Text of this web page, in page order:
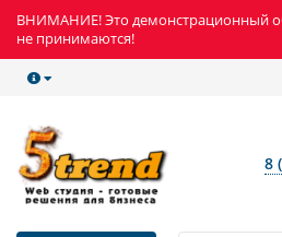
ВНИМАНИЕ! Это демонстрационный
не принимаются!
8